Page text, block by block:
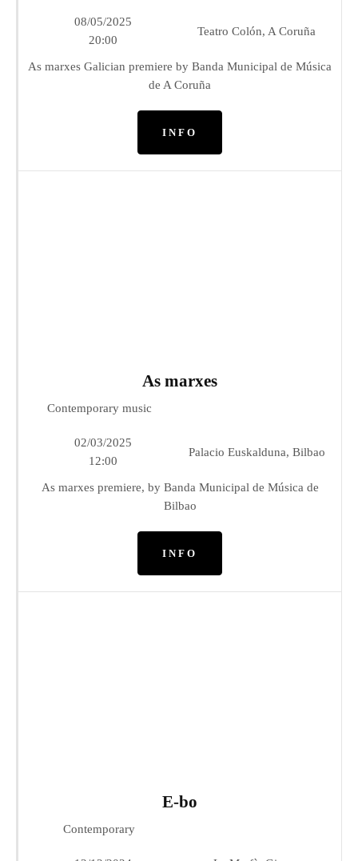
08/05/2025
20:00
Teatro Colón, A Coruña
As marxes Galician premiere by Banda Municipal de Música
de A Coruña
INFO
As marxes
Contemporary music
02/03/2025
12:00
Palacio Euskalduna, Bilbao
As marxes premiere, by Banda Municipal de Música de
Bilbao
INFO
E-bo
Contemporary